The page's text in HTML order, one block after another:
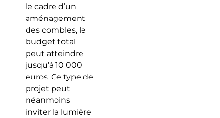
le cadre d’un
aménagement
des combles, le
budget total
peut atteindre
jusqu’à 10 000
euros. Ce type de
projet peut
néanmoins
inviter la lumière